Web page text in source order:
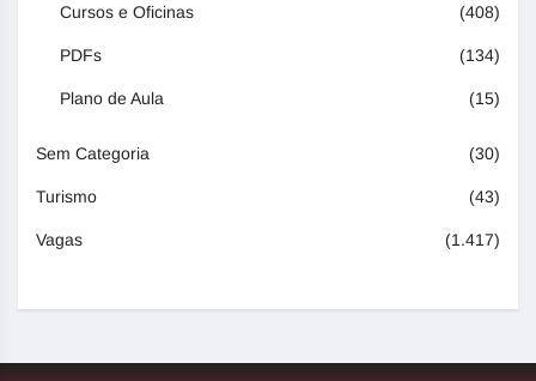
Cursos e Oficinas (408)
PDFs (134)
Plano de Aula (15)
Sem Categoria (30)
Turismo (43)
Vagas (1.417)